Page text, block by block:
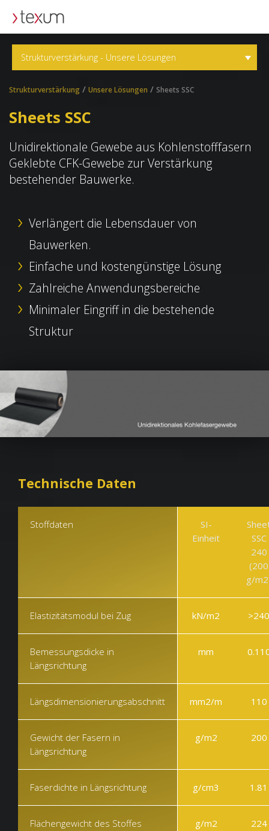
Strukturverstärkung - Unsere Lösungen
Strukturverstärkung / Unsere Lösungen / Sheets SSC
Sheets SSC
Unidirektionale Gewebe aus Kohlenstofffasern
Geklebte CFK-Gewebe zur Verstärkung
bestehender Bauwerke.
Verlängert die Lebensdauer von
Bauwerken.
Einfache und kostengünstige Lösung
Zahlreiche Anwendungsbereiche
Minimaler Eingriff in die bestehende
Struktur
Technische Daten
Stoffdaten
SI-
Einheit
SSC
240
(200
g/
Elastizitätsmodul bei Zug kN/m2 >240
Bemessungsdicke in
Längsrichtung
mm
Längsdimensionierungsabschnitt mm2/m 110
Gewicht der Fasern in
Längsrichtung
g/m2 200
Faserdichte in Längsrichtung g/cm3 1.81
Flächengewicht des Stoffes g/m2 224